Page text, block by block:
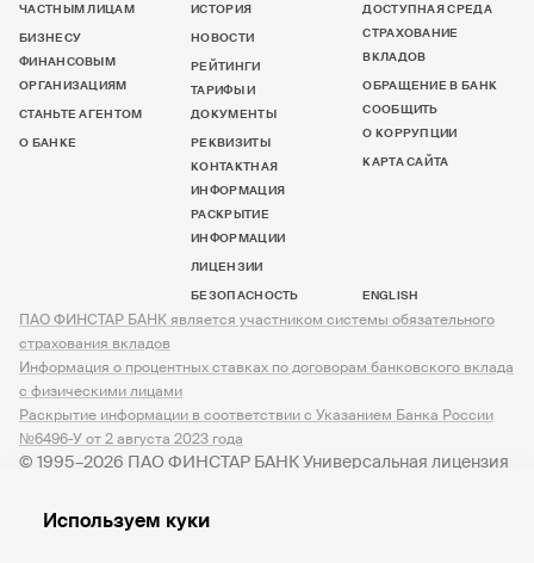
ЧАСТНЫМ ЛИЦАМ
БИЗНЕСУ
ФИНАНСОВЫМ
ОРГАНИЗАЦИЯМ
СТАНЬТЕ АГЕНТОМ
О БАНКЕ
ИСТОРИЯ
НОВОСТИ
РЕЙТИНГИ
ТАРИФЫ И
ДОКУМЕНТЫ
РЕКВИЗИТЫ
КОНТАКТНАЯ
ИНФОРМАЦИЯ
РАСКРЫТИЕ
ИНФОРМАЦИИ
ЛИЦЕНЗИИ
БЕЗОПАСНОСТЬ
ДОСТУПНАЯ СРЕДА
СТРАХОВАНИЕ
ВКЛАДОВ
ОБРАЩЕНИЕ В БАНК
СООБЩИТЬ
О КОРРУПЦИИ
КАРТА САЙТА
ENGLISH
© 1995–2026 ПАО ФИНСТАР БАНК Универсальная лицензия
ПАО ФИНСТАР БАНК является участником системы обязательного
страхования вкладов
Информация о процентных ставках по договорам банковского вклада
с физическими лицами
Раскрытие информации в соответствии с Указанием Банка России
№6496-У от 2 августа 2023 года
Используем куки